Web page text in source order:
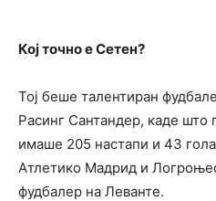
Кој точно е Сетен?
Тој беше талентиран
Расинг Сантандер, каде што
имаше 205 настапи и 43
Атлетико Мадрид и
фудбалер на Леванте.